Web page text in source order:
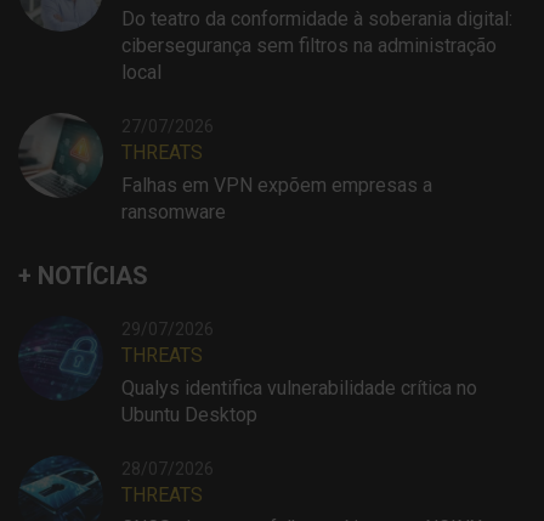
Do teatro da conformidade à soberania digital:
cibersegurança sem filtros na administração
local
27/07/2026
THREATS
Falhas em VPN expõem empresas a
ransomware
+ NOTÍCIAS
29/07/2026
THREATS
Qualys identifica vulnerabilidade crítica no
Ubuntu Desktop
28/07/2026
THREATS